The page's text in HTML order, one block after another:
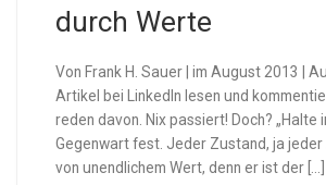
durch Werte
Von Frank H. Sauer | im August 2013 |
Artikel bei LinkedIn lesen und
reden davon. Nix passiert! Doch? „Halte
Gegenwart fest. Jeder Zustand, ja
von unendlichem Wert, denn er ist der […]